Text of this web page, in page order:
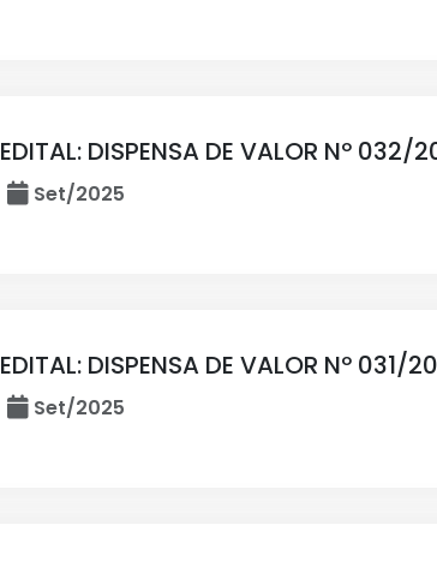
EDITAL: DISPENSA DE VALOR Nº 032/
Set/2025
EDITAL: DISPENSA DE VALOR Nº 031/
Set/2025